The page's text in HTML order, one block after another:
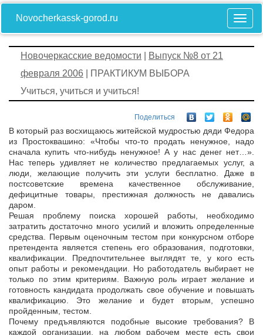
Novocherkassk-gorod.ru
Новочеркасские ведомости
Выпуск №8 от 21
февраля 2006 | ПРАКТИКУМ ВЫБОРА
Учиться, учиться и учиться!
Поделиться
В который раз восхищаюсь житейской мудростью дяди Федора
из Простоквашино: «Чтобы что-то продать ненужное, надо
сначала купить что-нибудь ненужное! А у нас денег нет…».
Нас теперь удивляет не количество предлагаемых услуг, а
люди, желающие получить эти услуги бесплатно. Даже в
постсоветские времена качественное обслуживание,
дефицитные товары, престижная должность не давались
даром.
Решая проблему поиска хорошей работы, необходимо
затратить достаточно много усилий и вложить определенные
средства. Первым оценочным тестом при конкурсном отборе
претендента является степень его образования, подготовки,
квалификации. Предпочтительнее выглядят те, у кого есть
опыт работы и рекомендации. Но работодатель выбирает не
только по этим критериям. Важную роль играет желание и
готовность кандидата продолжать свое обучение и повышать
квалификацию. Это желание и будет вторым, успешно
пройденным, тестом.
Почему предъявляются подобные высокие требования? В
каждой организации, на любом рабочем месте есть свои